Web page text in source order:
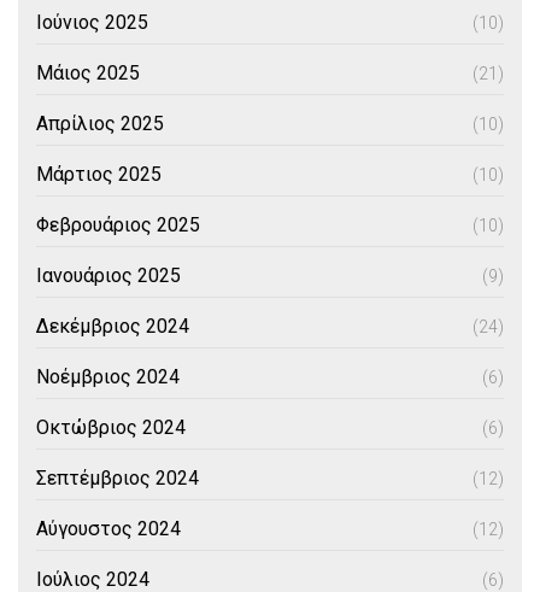
Ιούνιος 2025 (10)
Μάιος 2025 (21)
Απρίλιος 2025 (10)
Μάρτιος 2025 (10)
Φεβρουάριος 2025 (10)
Ιανουάριος 2025 (9)
Δεκέμβριος 2024 (24)
Νοέμβριος 2024 (6)
Οκτώβριος 2024 (6)
Σεπτέμβριος 2024 (12)
Αύγουστος 2024 (12)
Ιούλιος 2024 (6)